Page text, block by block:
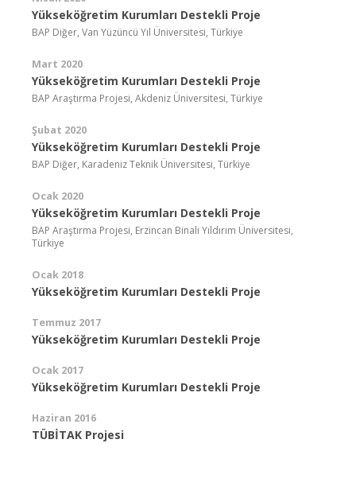
Yükseköğretim Kurumları Destekli Proje
BAP Diğer, Van Yüzüncü Yıl Üniversitesi, Türkiye
Mart 2020
Yükseköğretim Kurumları Destekli Proje
BAP Araştırma Projesi, Akdeniz Üniversitesi, Türkiye
Şubat 2020
Yükseköğretim Kurumları Destekli Proje
BAP Diğer, Karadeniz Teknik Üniversitesi, Türkiye
Ocak 2020
Yükseköğretim Kurumları Destekli Proje
BAP Araştırma Projesi, Erzincan Binali Yıldırım Üniversitesi,
Türkiye
Ocak 2018
Yükseköğretim Kurumları Destekli Proje
Temmuz 2017
Yükseköğretim Kurumları Destekli Proje
Ocak 2017
Yükseköğretim Kurumları Destekli Proje
Haziran 2016
TÜBİTAK Projesi